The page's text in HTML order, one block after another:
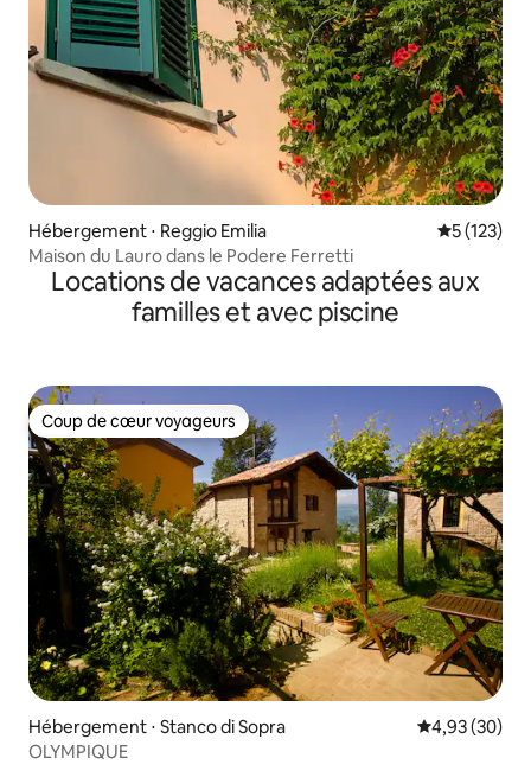
Hébergement ⋅ Reggio Emilia Évaluation
5 (123)
Maison du Lauro dans le Podere Ferretti
Locations de vacances adaptées aux
familles et avec piscine
Coup de cœur voyageurs
Coup de cœur voyageurs
Hébergement ⋅ Stanco di Sopra Évaluation
4,93 (30)
OLYMPIQUE